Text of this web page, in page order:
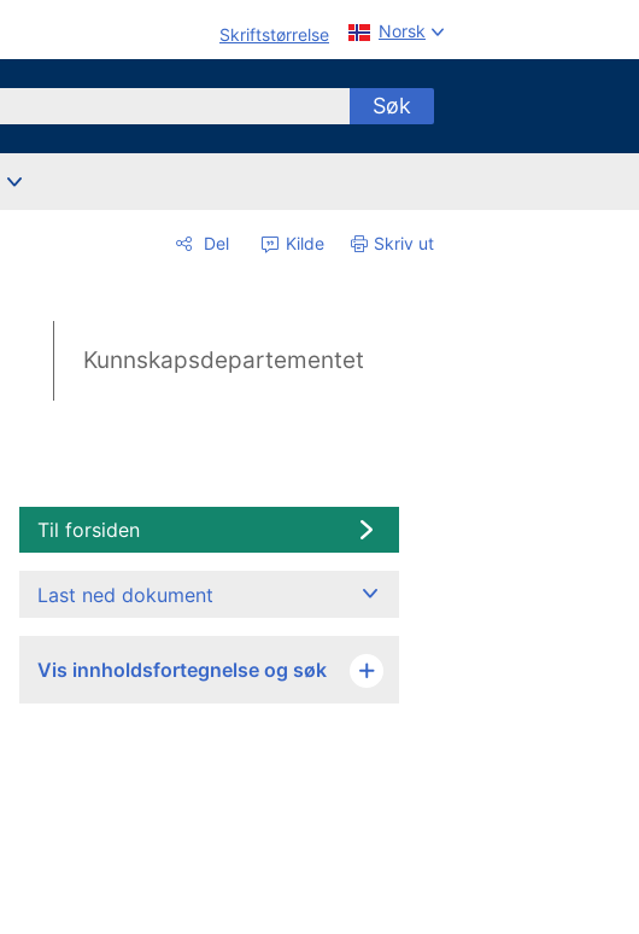
Skriftstørrelse Norsk
Søk
Del Kilde Skriv ut
Kunnskapsdepartementet
Til forsiden
Last ned dokument
Vis innholdsfortegnelse og søk